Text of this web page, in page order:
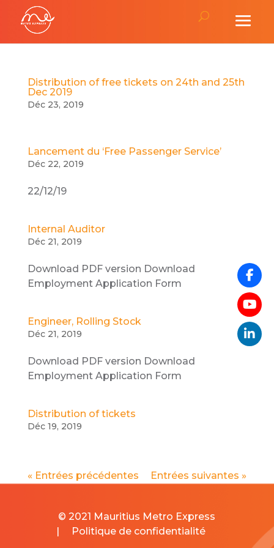
Distribution of free tickets on 24th and 25th
Dec 2019
Déc 23, 2019
Lancement du ‘Free Passenger Service’
Déc 22, 2019
22/12/19
Internal Auditor
Déc 21, 2019
Download PDF version Download
Employment Application Form
Engineer, Rolling Stock
Déc 21, 2019
Download PDF version Download
Employment Application Form
Distribution of tickets
Déc 19, 2019
« Entrées précédentes Entrées suivantes »
© 2021 Mauritius Metro Express
|
Politique de confidentialité